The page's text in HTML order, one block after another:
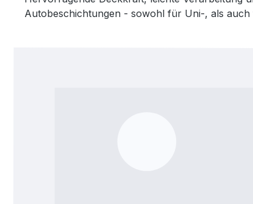
Autobeschichtungen - sowohl für Uni-, als